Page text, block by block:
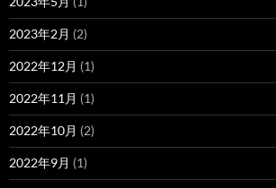
2023年2月 (2)
2022年12月 (1)
2022年11月 (1)
2022年10月 (2)
2022年9月 (1)